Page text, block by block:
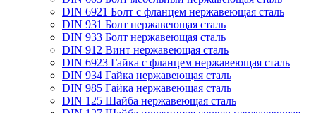
DIN 6921 Болт с фланцем нержавеющая сталь
DIN 931 Болт нержавеющая сталь
DIN 933 Болт нержавеющая сталь
DIN 912 Винт нержавеющая сталь
DIN 6923 Гайка с фланцем нержавеющая сталь
DIN 934 Гайка нержавеющая сталь
DIN 985 Гайка нержавеющая сталь
DIN 125 Шайба нержавеющая сталь